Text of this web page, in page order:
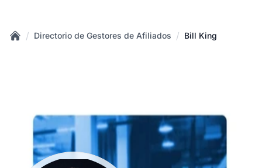
/ Directorio de Gestores de Afiliados / Bill King